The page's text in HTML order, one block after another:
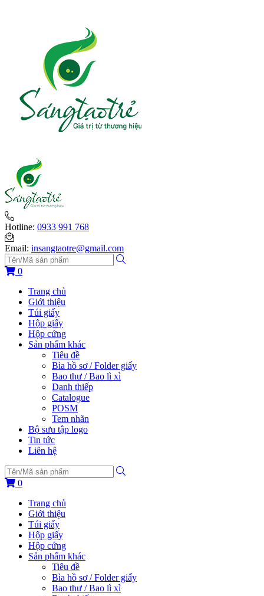
Hotline: 0933 991 768
Email: insangtaotre@gmail.com
0
Trang chủ
Giới thiệu
Túi giấy
Hộp giấy
Hộp cứng
Sản phẩm khác
Tiêu đề
Bìa hồ sơ / Folder giấy
Bao thư / Bao lì xì
Danh thiếp
Catalogue
POSM
Tem nhãn
Bộ sưu tập logo
Tin tức
Liên hệ
0
Trang chủ
Giới thiệu
Túi giấy
Hộp giấy
Hộp cứng
Sản phẩm khác
Tiêu đề
Bìa hồ sơ / Folder giấy
Bao thư / Bao lì xì